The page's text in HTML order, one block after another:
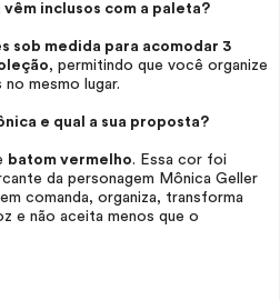
inclusos com a paleta?
sob medida para acomodar 3
, permitindo que você organize
mesmo lugar.
e qual a sua proposta?
batom vermelho. Essa cor foi
da personagem Mônica Geller
comanda, organiza, transforma
e não aceita menos que o